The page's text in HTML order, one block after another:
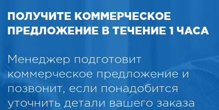
ПОЛУЧИТЕ КОММЕРЧЕСКОЕ
ПРЕДЛОЖЕНИЕ В ТЕЧЕНИЕ 1 ЧАСА
Менеджер подготовит
коммерческое предложение и
позвонит, если понадобится
уточнить детали вашего заказа